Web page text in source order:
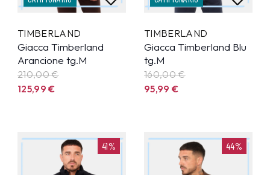
TIMBERLAND
Giacca Timberland
Arancione tg.M
210,00 €
125,99€
TIMBERLAND
Giacca Timberland Blu
tg.M
160,00 €
95,99€
41% 44%